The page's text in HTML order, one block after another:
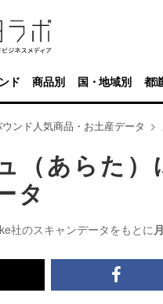
ド 商品別 国・地域別 都
ンド人気商品・お土産データ
（あらた
タ
社のスキャンデータをもとに